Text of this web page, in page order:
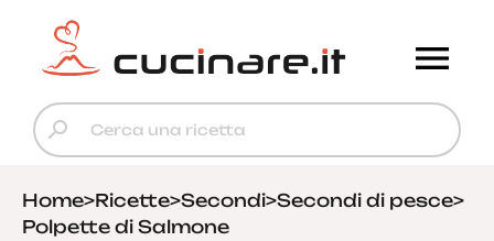
Home>Ricette>Secondi>Secondi di pesce>
Polpette di Salmone